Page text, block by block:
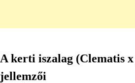
A kerti iszalag (Clematis
jellemzői